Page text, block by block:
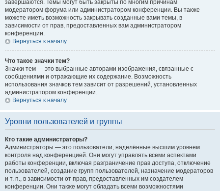
завершаются. Темы могут быть закрыты по многим причинам
модератором форума или администратором конференции. Вы также
можете иметь возможность закрывать созданные вами темы, в
зависимости от прав, предоставленных вам администратором
конференции.
Вернуться к началу
Что такое значки тем?
Значки тем — это выбранные авторами изображения, связанные с
сообщениями и отражающие их содержание. Возможность
использования значков тем зависит от разрешений, установленных
администратором конференции.
Вернуться к началу
Уровни пользователей и группы
Кто такие администраторы?
Администраторы — это пользователи, наделённые высшим уровнем
контроля над конференцией. Они могут управлять всеми аспектами
работы конференции, включая разграничение прав доступа, отключение
пользователей, создание групп пользователей, назначение модераторов
и т. п., в зависимости от прав, предоставленных им создателем
конференции. Они также могут обладать всеми возможностями